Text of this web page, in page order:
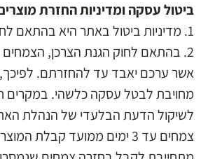
ביטול עסקה ומדיניות החזרת
1. מדיניות ביטול באתר היא בהתאם לחוק הגנת הצרכן.
2. בהתאם לחוק הגנת הצרכן, הצמחים
אשר ערכם יאבד עד להחזרתם.
מחויבת לבטל עסקה כלשהי. במקרים
לשיקול הדעת הבלעדי של הנהלת
צמחים עד 3 ימים ממועד קבלת